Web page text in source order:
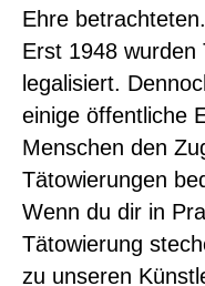
Ehre betrachteten.
Erst 1948 wurden
legalisiert.
einige öffentliche
Menschen den
Tätowierungen
Wenn du dir in
Tätowierung
zu unseren